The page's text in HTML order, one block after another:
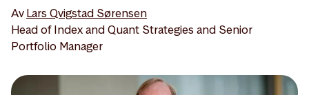
AvLars Qvigstad Sørensen
Head of Index and Quant Strategies and Senior
Portfolio Manager